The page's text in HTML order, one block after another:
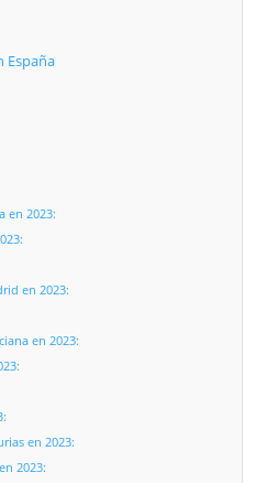
España
en 2023:
en 2023:
en 2023:
en 2023:
2023: